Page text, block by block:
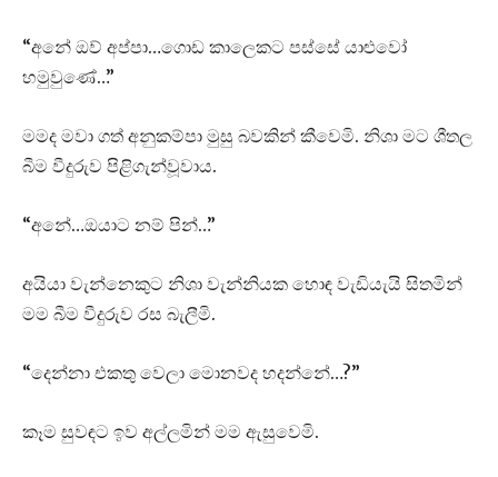
“අනේ ඔව් අප්පා…ගොඩ කාලෙකට පස්සේ යාළුවෝ
හමුවුණේ…”
මමද මවා ගත් අනුකම්පා මුසු බවකින් කීවෙමි. නිශා මට ශීතල
බීම වීදුරුව පිළිගැන්වූවාය.
“අනේ…ඔයාට නම් පින්…”
අයියා වැන්නෙකුට නිශා වැන්නියක හොඳ වැඩියැයි සිතමින්
මම බීම වීදුරුව රස බැලීමි.
“දෙන්නා එකතු වෙලා මොනවද හදන්නේ…?”
කෑම සුවඳට ඉව අල්ලමින් මම ඇසුවෙමි.